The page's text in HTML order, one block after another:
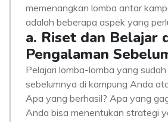
memenangkan lomba antar
adalah beberapa aspek yang
a. Riset dan Belajar
Pengalaman
Pelajari lomba-lomba yang
sebelumnya di kampung Anda
Apa yang berhasil? Apa yang
Anda bisa menentukan strategi